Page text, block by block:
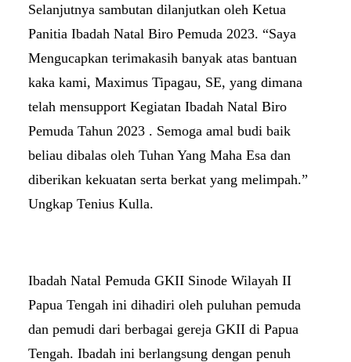
Selanjutnya sambutan dilanjutkan oleh Ketua
Panitia Ibadah Natal Biro Pemuda 2023. “Saya
Mengucapkan terimakasih banyak atas bantuan
kaka kami, Maximus Tipagau, SE, yang dimana
telah mensupport Kegiatan Ibadah Natal Biro
Pemuda Tahun 2023 . Semoga amal budi baik
beliau dibalas oleh Tuhan Yang Maha Esa dan
diberikan kekuatan serta berkat yang melimpah.”
Ungkap Tenius Kulla.
Ibadah Natal Pemuda GKII Sinode Wilayah II
Papua Tengah ini dihadiri oleh puluhan pemuda
dan pemudi dari berbagai gereja GKII di Papua
Tengah. Ibadah ini berlangsung dengan penuh